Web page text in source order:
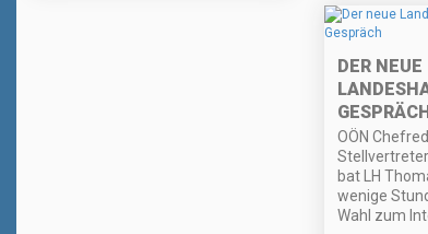
DER NEUE
OÖN
bat LH
wenige
Wahl zum